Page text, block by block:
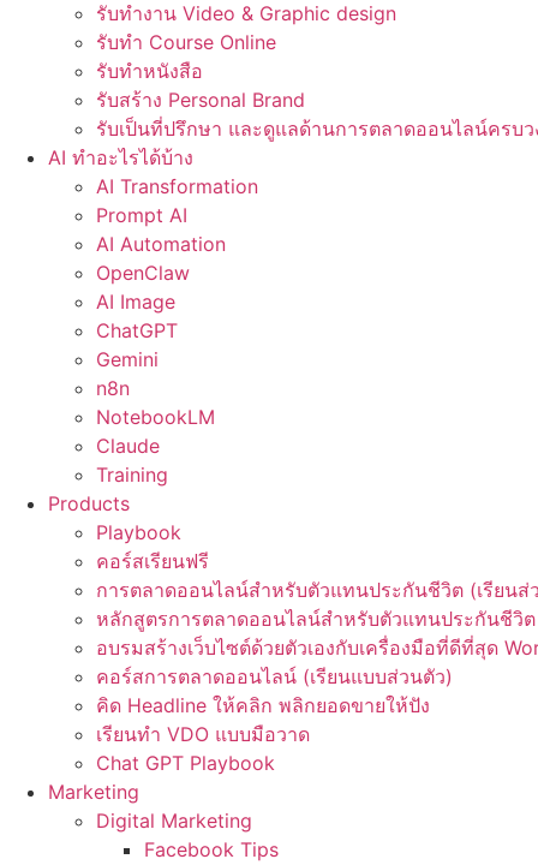
รับทำงาน Video & Graphic design
รับทำ Course Online
รับทำหนังสือ
รับสร้าง Personal Brand
รับเป็นที่ปรึกษา และดูแลด้านการตลาดออนไลน์ครบว
AI ทำอะไรได้บ้าง
AI Transformation
Prompt AI
AI Automation
OpenClaw
AI Image
ChatGPT
Gemini
n8n
NotebookLM
Claude
Training
Products
Playbook
คอร์สเรียนฟรี
การตลาดออนไลน์สำหรับตัวแทนประกันชีวิต (เรียนส่
หลักสูตรการตลาดออนไลน์สำหรับตัวแทนประกันชีวิ
อบรมสร้างเว็บไซต์ด้วยตัวเองกับเครื่องมือที่ดีที่สุด
คอร์สการตลาดออนไลน์ (เรียนแบบส่วนตัว)
คิด Headline ให้คลิก พลิกยอดขายให้ปัง
เรียนทำ VDO แบบมือวาด
Chat GPT Playbook
Marketing
Digital Marketing
Facebook Tips